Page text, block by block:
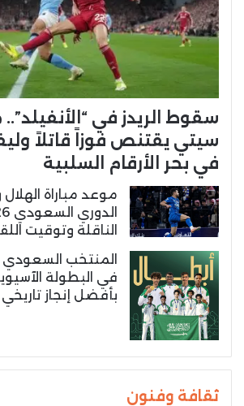
سقوط الريدز في
سيتي يقتنص فوزاً قاتلاً
في بحر الأرقام السلبية
موعد مباراة
الناقلة وتوقيت
المنتخب السعودي
في البطولة
بأفضل إنجاز تاريخي
ثقافة وفنون